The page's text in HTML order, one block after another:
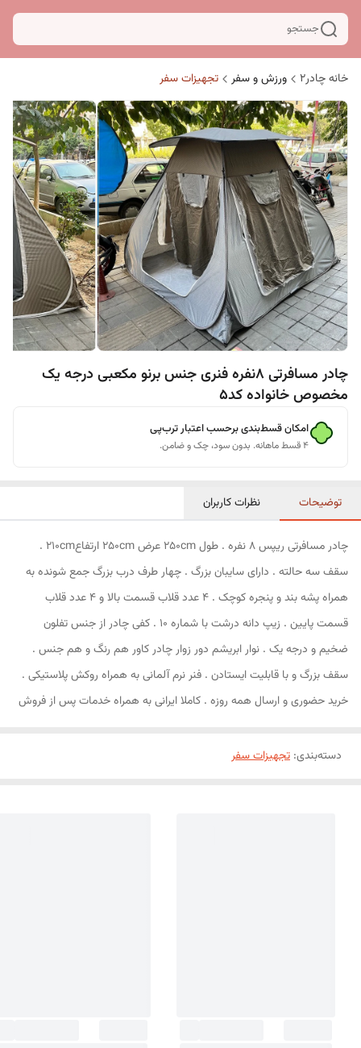
جستجو
خانه چادر۲ ورزش و سفر تجهیزات سفر
چادر مسافرتی 8نفره فنری جنس برنو مکعبی درجه یک
مخصوص خانواده کد5
امکان قسط‌بندی برحسب اعتبار ترب‌پی
۴ قسط ماهانه. بدون سود، چک و ضامن.
توضیحات نظرات کاربران
چادر مسافرتی ریپس 8 نفره . طول 250cm عرض 250cm ارتفاع210cm .
سقف سه حالته . دارای سایبان بزرگ . چهار طرف درب بزرگ جمع شونده به
همراه پشه بند و پنجره کوچک . 4 عدد قلاب قسمت بالا و 4 عدد قلاب
قسمت پایین . زیپ دانه درشت با شماره 10 . کفی چادر از جنس تفلون
ضخیم و درجه یک . نوار ابریشم دور زوار چادر کاور هم رنگ و هم جنس .
سقف بزرگ و با قابلیت ایستادن . فنر نرم آلمانی به همراه روکش پلاستیکی .
خرید حضوری و ارسال همه روزه . کاملا ایرانی به همراه خدمات پس از فروش
دسته‌بندی: تجهیزات سفر